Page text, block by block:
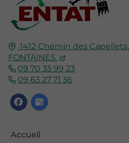
1412 Chemin des Capellets,
FONTAINES
09 70 35 99 23
09 63 27 71 36
Accueil